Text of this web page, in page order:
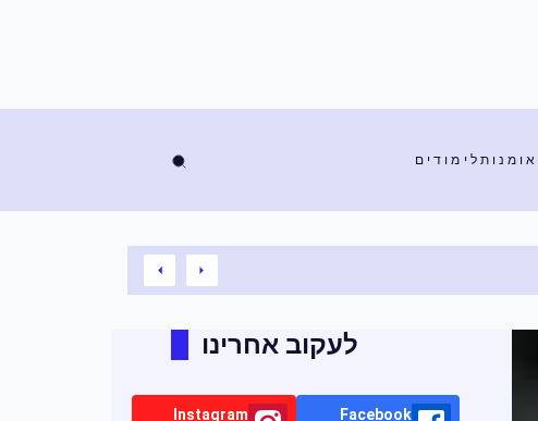
אומנות לימודים
לעקוב אחרינו
Facebook
Instagram